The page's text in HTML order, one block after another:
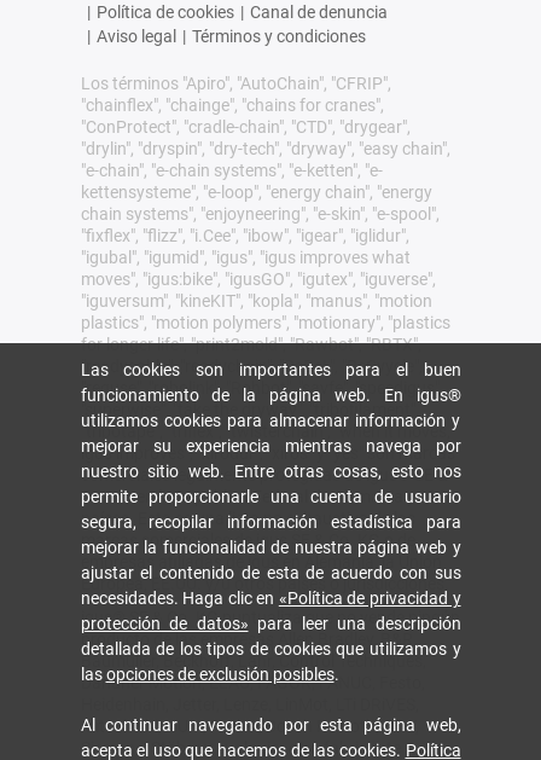
| Política de cookies | Canal de denuncia
| Aviso legal | Términos y condiciones
Los términos "Apiro", "AutoChain", "CFRIP",
"chainflex", "chainge", "chains for cranes",
"ConProtect", "cradle-chain", "CTD", "drygear",
"drylin", "dryspin", "dry-tech", "dryway", "easy chain",
"e-chain", "e-chain systems", "e-ketten", "e-
kettensysteme", "e-loop", "energy chain", "energy
chain systems", "enjoyneering", "e-skin", "e-spool",
"fixflex", "flizz", "i.Cee", "ibow", "igear", "iglidur",
"igubal", "igumid", "igus", "igus improves what
moves", "igus:bike", "igusGO", "igutex", "iguverse",
"iguversum", "kineKIT", "kopla", "manus", "motion
plastics", "motion polymers", "motionary", "plastics
for longer life", "print2mold", "Rawbot", "RBTX",
"readycable", "readychain", "ReBeL", "ReCyycle",
"reguse", "robolink", "Rohbot", "savfe", "speedigus",
"superwise", "take the dryway", "tribofilament",
"tribotape", "triflex", "twisterchain", "when it moves,
igus improves", "xirodur", "xiros" y "yes" son marcas
comerciales legalmente protegidas de igus® SE &
Co. KG en la República Federal de Alemania y otros
países. Esta es una lista no exhaustiva de las
marcas comerciales de igus SE & Co. KG o de
empresas afiliadas de igus en Alemania, la Unión
Europea, EE.UU. y/u otros países o jurisdicciones.
igus® SE & Co. KG puntualiza que no vende ningún
producto de las empresas Allen Bradley, B&R,
Baumüller, Beckhoff, Lahr, Control Techniques,
Danaher Motion, ELAU, FAGOR, FANUC, Festo,
Mitsubishi, NUM, Parker, Bosch Rexroth, SEW,
Siemens, Stöber y cualquier otro fabricante
Las cookies son importantes para el buen
funcionamiento de la página web. En igus®
utilizamos cookies para almacenar información y
mejorar su experiencia mientras navega por
nuestro sitio web. Entre otras cosas, esto nos
permite proporcionarle una cuenta de usuario
segura, recopilar información estadística para
mejorar la funcionalidad de nuestra página web y
ajustar el contenido de esta de acuerdo con sus
necesidades. Haga clic en «Política de privacidad y
protección de datos» para leer una descripción
detallada de los tipos de cookies que utilizamos y
lasopciones de exclusión posibles.
Al continuar navegando por esta página web,
acepta el uso que hacemos de las cookies. Política